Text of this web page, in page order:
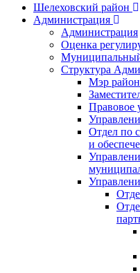
Шелеховский район
Администрация
Администрация
Оценка
Структура
Мэр
Правовое
Отдел по
и